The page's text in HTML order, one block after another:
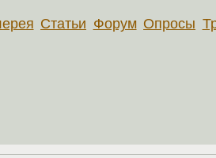
Статьи Форум Опросы